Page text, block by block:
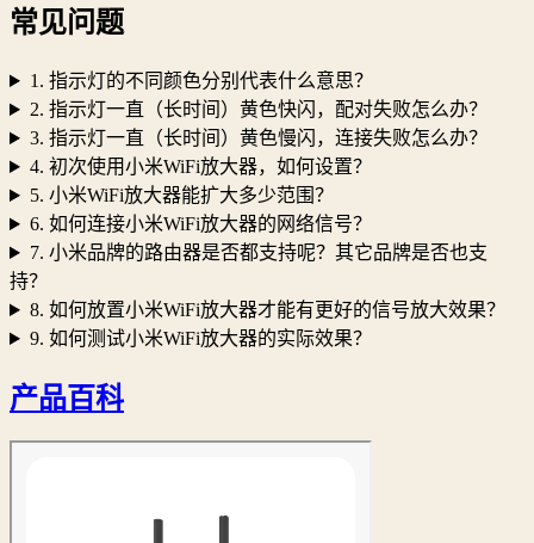
常见问题
1. 指示灯的不同颜色分别代表什么意思？
2. 指示灯一直（长时间）黄色快闪，配对失败怎么办？
3. 指示灯一直（长时间）黄色慢闪，连接失败怎么办？
4. 初次使用小米WiFi放大器，如何设置？
5. 小米WiFi放大器能扩大多少范围？
6. 如何连接小米WiFi放大器的网络信号？
7. 小米品牌的路由器是否都支持呢？其它品牌是否也支
持？
8. 如何放置小米WiFi放大器才能有更好的信号放大效果？
9. 如何测试小米WiFi放大器的实际效果？
产品百科